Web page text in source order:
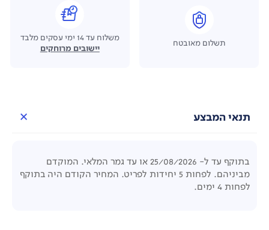
תשלום מאובטח
משלוח עד 14 ימי עסקים מלבד
יישובים מרוחקים
תנאי המבצע
בתוקף עד ל- 25/08/2026 או עד גמר המלאי. המוקדם
מביניהם. לפחות 5 יחידות לפריט. המחיר הקודם היה בתוקף
לפחות 4 ימים.